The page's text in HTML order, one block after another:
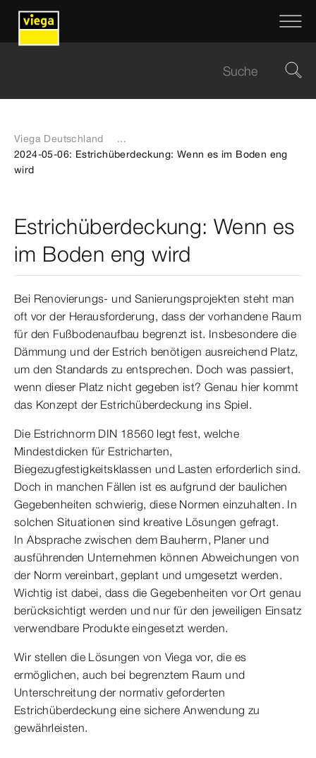
Viega Deutschland
...
2024-05-06: Estrichüberdeckung: Wenn es im Boden eng
wird
Estrichüberdeckung: Wenn es
im Boden eng wird
Bei Renovierungs- und Sanierungsprojekten steht man
oft vor der Herausforderung, dass der vorhandene Raum
für den Fußbodenaufbau begrenzt ist. Insbesondere die
Dämmung und der Estrich benötigen ausreichend Platz,
um den Standards zu entsprechen. Doch was passiert,
wenn dieser Platz nicht gegeben ist? Genau hier kommt
das Konzept der Estrichüberdeckung ins Spiel.
Die Estrichnorm DIN 18560 legt fest, welche
Mindestdicken für Estricharten,
Biegezugfestigkeitsklassen und Lasten erforderlich sind.
Doch in manchen Fällen ist es aufgrund der baulichen
Gegebenheiten schwierig, diese Normen einzuhalten. In
solchen Situationen sind kreative Lösungen gefragt.
In Absprache zwischen dem Bauherrn, Planer und
ausführenden Unternehmen können Abweichungen von
der Norm vereinbart, geplant und umgesetzt werden.
Wichtig ist dabei, dass die Gegebenheiten vor Ort genau
berücksichtigt werden und nur für den jeweiligen Einsatz
verwendbare Produkte eingesetzt werden.
Wir stellen die Lösungen von Viega vor, die es
ermöglichen, auch bei begrenztem Raum und
Unterschreitung der normativ geforderten
Estrichüberdeckung eine sichere Anwendung zu
gewährleisten.